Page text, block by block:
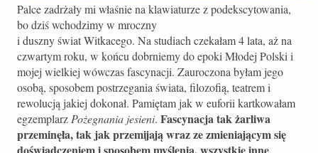
Palce zadrżały mi właśnie na klawiaturze z podekscytowania,
bo dziś wchodzimy w mroczny
i duszny świat Witkacego. Na studiach czekałam 4 lata, aż na
czwartym roku, w końcu dobrniemy do epoki Młodej Polski i
mojej wielkiej wówczas fascynacji. Zauroczona byłam jego
osobą, sposobem postrzegania świata, filozofią, teatrem i
rewolucją jakiej dokonał. Pamiętam jak w euforii kartkowałam
egzemplarz Pożegnania jesieni. Fascynacja tak żarliwa
przeminęła, tak jak przemijają wraz ze zmieniającym się